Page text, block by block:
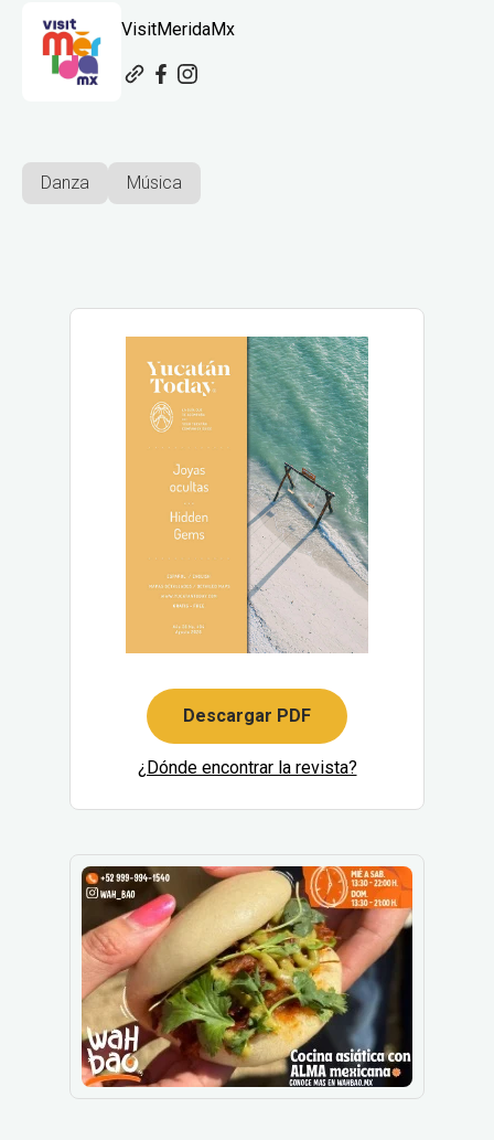
VisitMeridaMx
Danza Música
Descargar PDF
¿Dónde encontrar la revista?